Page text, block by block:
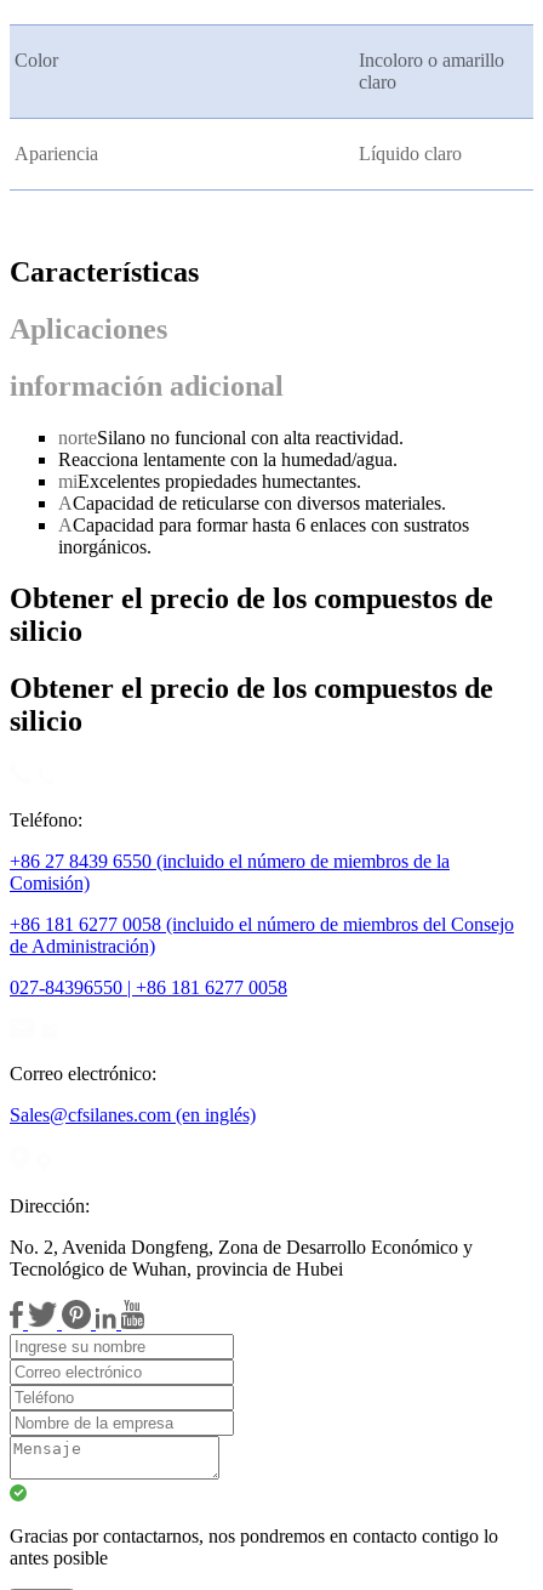
Color
Incoloro o amarillo
claro
Apariencia Líquido claro
Características
Aplicaciones
información adicional
norteSilano no funcional con alta reactividad.
Reacciona lentamente con la humedad/agua.
miExcelentes propiedades humectantes.
ACapacidad de reticularse con diversos materiales.
ACapacidad para formar hasta 6 enlaces con sustratos
inorgánicos.
Obtener el precio de los compuestos de
silicio
Obtener el precio de los compuestos de
silicio
Teléfono:
+86 27 8439 6550 (incluido el número de miembros de la
Comisión)
+86 181 6277 0058 (incluido el número de miembros del Consejo
de Administración)
027-84396550 | +86 181 6277 0058
Correo electrónico:
Sales@cfsilanes.com (en inglés)
Dirección:
No. 2, Avenida Dongfeng, Zona de Desarrollo Económico y
Tecnológico de Wuhan, provincia de Hubei
Gracias por contactarnos, nos pondremos en contacto contigo lo
antes posible